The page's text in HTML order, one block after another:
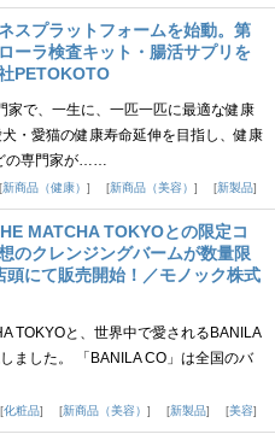
スプラットフォームを始動。第
ーラ検査キット・腸活サプリを
PETOKOTO
家で、一生に、一匹一匹に最適な健康
・愛猫の健康寿命延伸を目指し、健康
の専門家が……
新商品（健康） 新商品（美容） 新製品
MATCHA TOKYOとの限定コ
のクレンジングバームが数量限
頭にて販売開始！／モノック株式
TOKYOと、世界中で愛されるBANILA
ました。 「BANILA CO」は全国のバ
化粧品 新商品（美容） 新製品 美容